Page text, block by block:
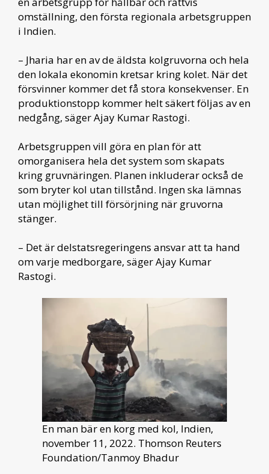
omställning, den första regionala arbetsgruppen
i Indien.
– Jharia har en av de äldsta kolgruvorna och hela
den lokala ekonomin kretsar kring kolet. När det
försvinner kommer det få stora konsekvenser. En
produktionstopp kommer helt säkert följas av en
nedgång, säger Ajay Kumar Rastogi.
Arbetsgruppen vill göra en plan för att
omorganisera hela det system som skapats
kring gruvnäringen. Planen inkluderar också de
som bryter kol utan tillstånd. Ingen ska lämnas
utan möjlighet till försörjning när gruvorna
stänger.
– Det är delstatsregeringens ansvar att ta hand
om varje medborgare, säger Ajay Kumar
Rastogi.
En man bär en korg med kol, Indien,
november 11, 2022. Thomson Reuters
Foundation/Tanmoy Bhadur